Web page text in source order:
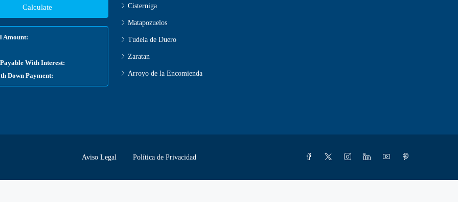
Calculate
Amount:
With Interest:
Down Payment:
Cisterniga
Matapozuelos
Tudela de Duero
Zaratan
Arroyo de la Encomienda
Aviso Legal Política de Privacidad